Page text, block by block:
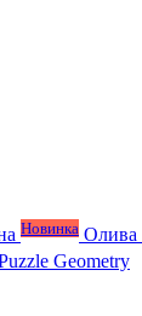
Новинка Олива
Geometry